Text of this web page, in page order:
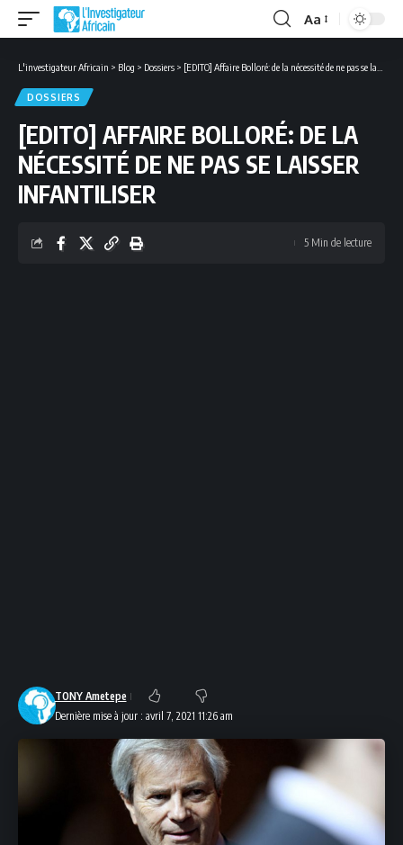
Font
Aa
L'investigateur Africain > Blog > Dossiers > [EDITO] Affaire Bolloré: de la nécessité de ne pas se laisser infantiliser
DOSSIERS
[EDITO] AFFAIRE BOLLORÉ: DE LA
NÉCESSITÉ DE NE PAS SE LAISSER
INFANTILISER
Dernière mise à jour : avril 7, 2021 11:26 am
TONY Ametepe
5 Min de lecture